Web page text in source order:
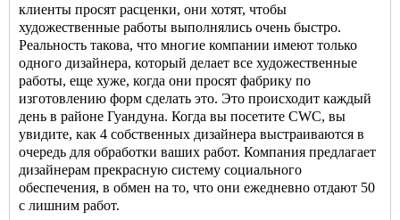
клиенты просят расценки, они хотят, чтобы
художественные работы выполнялись очень быстро.
Реальность такова, что многие компании имеют только
одного дизайнера, который делает все художественные
работы, еще хуже, когда они просят фабрику по
изготовлению форм сделать это. Это происходит каждый
день в районе Гуандуна. Когда вы посетите CWC, вы
увидите, как 4 собственных дизайнера выстраиваются в
очередь для обработки ваших работ. Компания предлагает
дизайнерам прекрасную систему социального
обеспечения, в обмен на то, что они ежедневно отдают 50
с лишним работ.